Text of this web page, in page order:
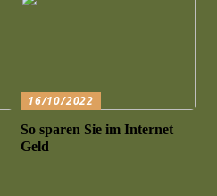
16/10/2022
So sparen Sie im Internet
Geld